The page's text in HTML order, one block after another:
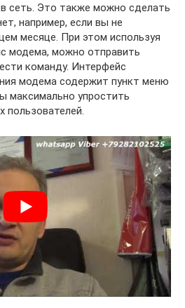
в сеть. Это также можно сделать
например, если вы не
месяце. При этом используя
модема, можно отправить
команду. Интерфейс
модема содержит пункт меню
максимально упростить
пользователей.